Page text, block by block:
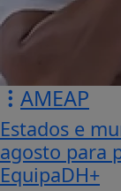
AMEAP
Estados e
agosto para
EquipaDH+